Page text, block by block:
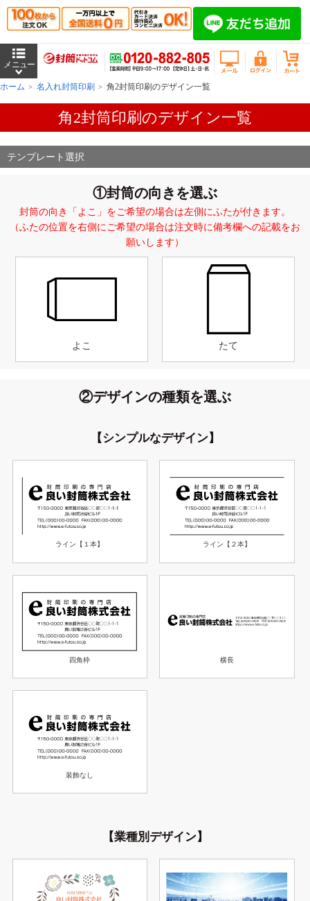
ホーム 名入れ封筒印刷 角2封筒印刷のデザイン一覧
角2封筒印刷のデザイン一覧
テンプレート選択
①封筒の向きを選ぶ
封筒の向き「よこ」をご希望の場合は左側にふたが付きます。
（ふたの位置を右側にご希望の場合は注文時に備考欄への記載をお
願いします）
よこ たて
②デザインの種類を選ぶ
【シンプルなデザイン】
ライン【１本】 ライン【２本】
四角枠 横長
装飾なし
【業種別デザイン】